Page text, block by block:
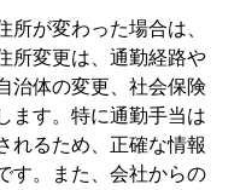
が変わった場合は、
所変更は、通勤経路や
治体の変更、社会保険
ます。特に通勤手当は
れるため、正確な情報
す。また、会社からの